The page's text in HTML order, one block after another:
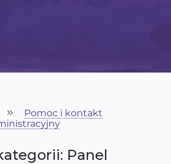
Pomoc i kontakt
Panel